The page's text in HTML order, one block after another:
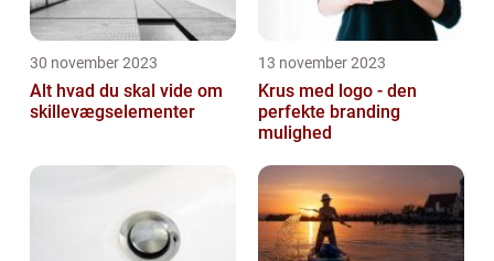
30 november 2023
Alt hvad du skal vide om
skillevægselementer
13 november 2023
Krus med logo - den
perfekte branding
mulighed